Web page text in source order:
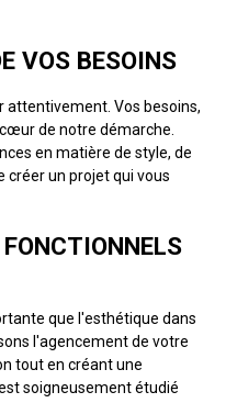
VOS BESOINS
attentivement. Vos besoins,
de notre démarche.
en matière de style, de
un projet qui vous
que l'esthétique dans
l'agencement de votre
tout en créant une
soigneusement étudié